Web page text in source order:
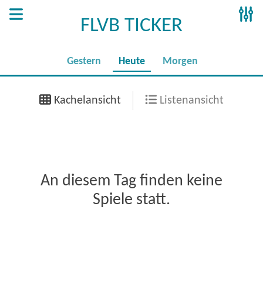
FLVB TICKER
Gestern Heute Morgen
Kachelansicht Listenansicht
An diesem Tag finden keine
Spiele statt.